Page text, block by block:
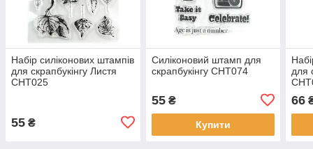
Набір силіконових штампів
для скрапбукінгу Листя
CHT025
55 ₴
Силіконовий штамп для
скрапбукінгу CHT074
55₴
Купити
для
66